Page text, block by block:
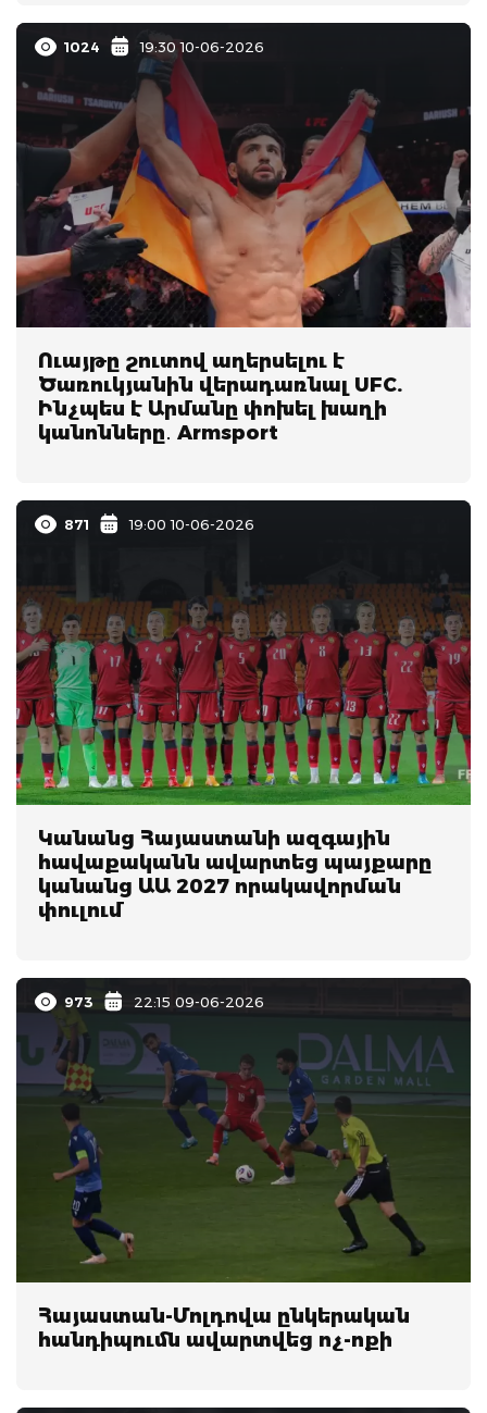
1024 19:30 10-06-2026
Ուայթը շուտով աղերսելու է
Ծառուկյանին վերադառնալ UFC.
Ինչպես է Արմանը փոխել խաղի
կանոնները․ Armsport
871 19:00 10-06-2026
Կանանց Հայաստանի ազգային
հավաքականն ավարտեց պայքարը
կանանց ԱԱ 2027 որակավորման
փուլում
973 22:15 09-06-2026
Հայաստան-Մոլդովա ընկերական
հանդիպումն ավարտվեց ոչ-ոքի